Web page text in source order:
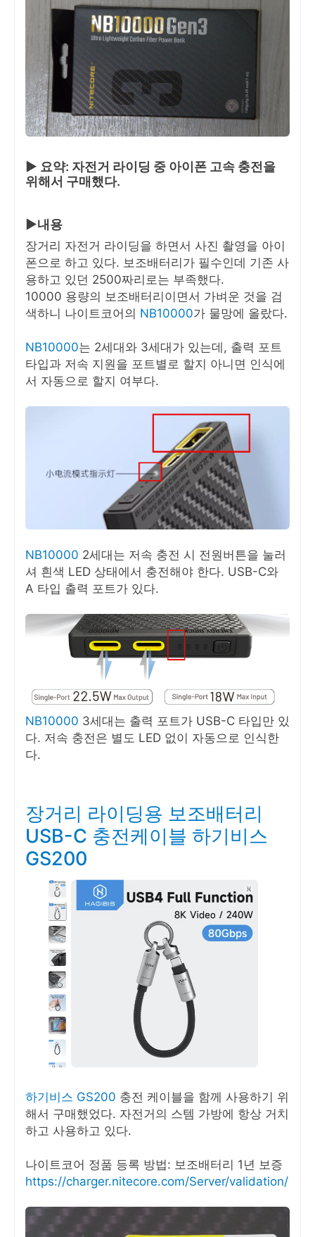
▶ 요약: 자전거 라이딩 중 아이폰 고속 충전을
위해서 구매했다.
▶내용
장거리 자전거 라이딩을 하면서 사진 촬영을 아이
폰으로 하고 있다. 보조배터리가 필수인데 기존 사
용하고 있던 2500짜리로는 부족했다.
10000 용량의 보조배터리이면서 가벼운 것을 검
색하니 나이트코어의 NB10000가 물망에 올랐다.
NB10000는 2세대와 3세대가 있는데, 출력 포트
타입과 저속 지원을 포트별로 할지 아니면 인식에
서 자동으로 할지 여부다.
NB10000 2세대는 저속 충전 시 전원버튼을 눌러
셔 흰색 LED 상태에서 충전해야 한다. USB-C와
A 타입 출력 포트가 있다.
NB10000 3세대는 출력 포트가 USB-C 타입만 있
다. 저속 충전은 별도 LED 없이 자동으로 인식한
다.
장거리 라이딩용 보조배터리
USB-C 충전케이블 하기비스
GS200
하기비스 GS200 충전 케이블을 함께 사용하기 위
해서 구매했었다. 자전거의 스템 가방에 항상 거치
하고 사용하고 있다.
나이트코어 정품 등록 방법: 보조배터리 1년 보증
https://charger.nitecore.com/Server/validation/